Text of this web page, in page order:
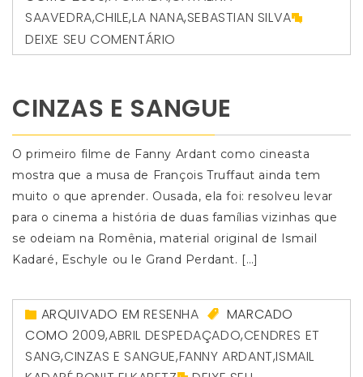
SAAVEDRA,CHILE,LA NANA,SEBASTIAN SILVA
DEIXE SEU COMENTÁRIO
CINZAS E SANGUE
O primeiro filme de Fanny Ardant como cineasta
mostra que a musa de François Truffaut ainda tem
muito o que aprender. Ousada, ela foi: resolveu levar
para o cinema a história de duas famílias vizinhas que
se odeiam na Romênia, material original de Ismail
Kadaré, Eschyle ou le Grand Perdant. […]
ARQUIVADO EMRESENHA
MARCADO
COMO 2009,ABRIL DESPEDAÇADO,CENDRES ET
SANG,CINZAS E SANGUE,FANNY ARDANT,ISMAIL